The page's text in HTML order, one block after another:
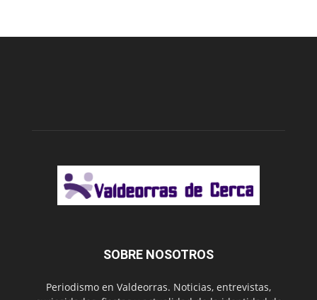
SOBRE NOSOTROS
Periodismo en Valdeorras. Noticias, entrevistas,